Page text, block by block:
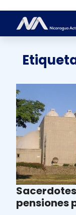
Skip to content
pensiones